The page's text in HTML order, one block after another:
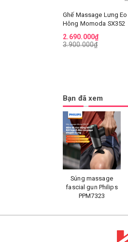
Ghế Massage Lưng Eo
Hông Momoda SX352
2.690.000₫
3.900.000₫
Bạn đã xem
Súng massage
fascial gun Philips
PPM7323